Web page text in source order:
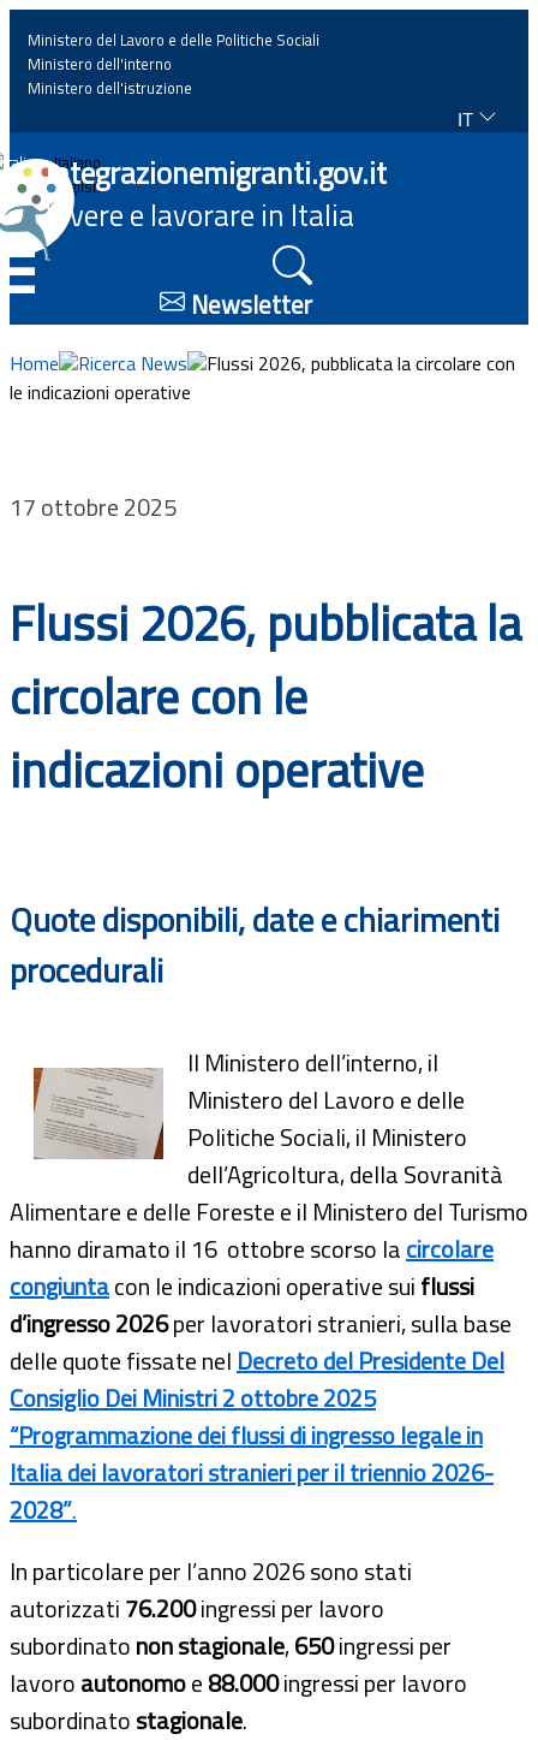
Home
News
Approfondimenti
Eventi
Progetti
Bandi
Guide
Ministero del Lavoro e delle Politiche Sociali
Ministero dell'interno
Ministero dell'istruzione
IT
Italiano
English
Integrazionemigranti.gov.it
Vivere e lavorare in Italia
Newsletter
Home Ricerca News
Flussi 2026, pubblicata la circolare con
le indicazioni operative
17 ottobre 2025
Flussi 2026, pubblicata la
circolare con le
indicazioni operative
Quote disponibili, date e chiarimenti
procedurali
Il Ministero dell’interno, il
Ministero del Lavoro e delle
Politiche Sociali, il Ministero
dell’Agricoltura, della Sovranità
Alimentare e delle Foreste e il Ministero del Turismo
hanno diramato il 16 ottobre scorso lacircolare
congiuntacon le indicazioni operative suiflussi
d’ingresso 2026per lavoratori stranieri, sulla base
delle quote fissate nel Decreto del Presidente Del
Consiglio Dei Ministri 2 ottobre 2025
“Programmazione dei flussi di ingresso legale in
Italia dei lavoratori stranieri per il triennio 2026-
2028”.
In particolare per l’anno 2026 sono stati
autorizzati76.200ingressi per lavoro
subordinatonon stagionale,650ingressi per
lavoroautonomoe88.000ingressi per lavoro
subordinatostagionale.